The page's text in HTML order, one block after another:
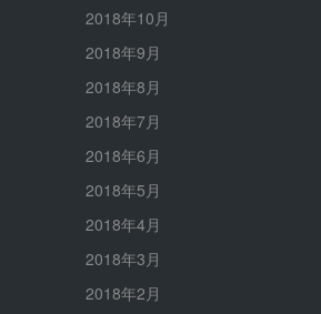
2018年10月
2018年9月
2018年8月
2018年7月
2018年6月
2018年5月
2018年4月
2018年3月
2018年2月